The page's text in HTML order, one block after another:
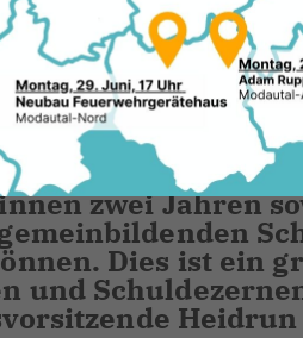
der
werden der
über
zwei Jahren
Dies ist ein
und